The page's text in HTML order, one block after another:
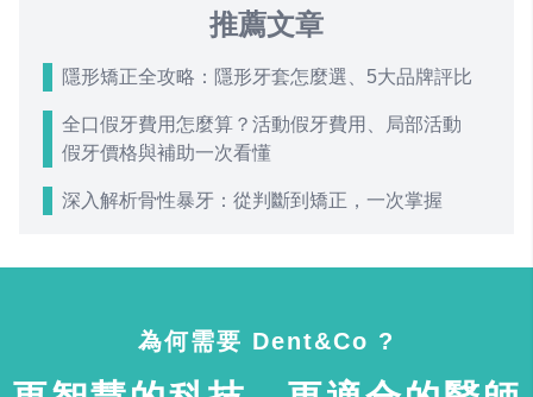
推薦文章
隱形矯正全攻略：隱形牙套怎麼選、5大品牌評比
全口假牙費用怎麼算？活動假牙費用、局部活動
假牙價格與補助一次看懂
深入解析骨性暴牙：從判斷到矯正，一次掌握
為何需要 Dent&Co ?